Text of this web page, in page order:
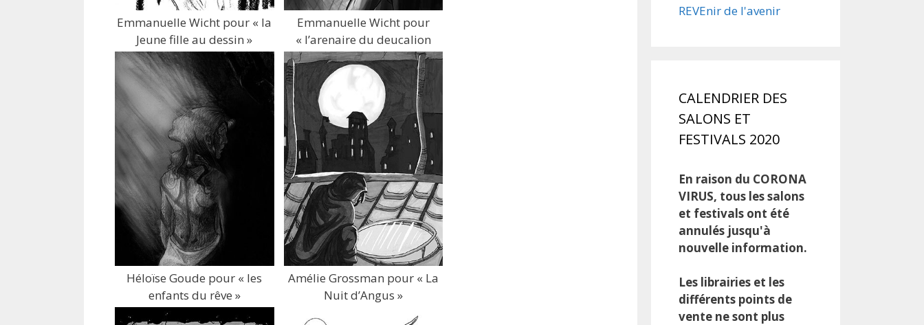
Emmanuelle Wicht pour « la
Jeune fille au dessin »
Emmanuelle Wicht pour
« l’arenaire du deucalion
Héloïse Goude pour « les
enfants du rêve »
Amélie Grossman pour « La
Nuit d’Angus »
REVEnir de l'avenir
CALENDRIER DES
SALONS ET
FESTIVALS 2020
En raison du CORONA
VIRUS, tous les salons
et festivals ont été
annulés jusqu'à
nouvelle information.
Les librairies et les
différents points de
vente ne sont plus